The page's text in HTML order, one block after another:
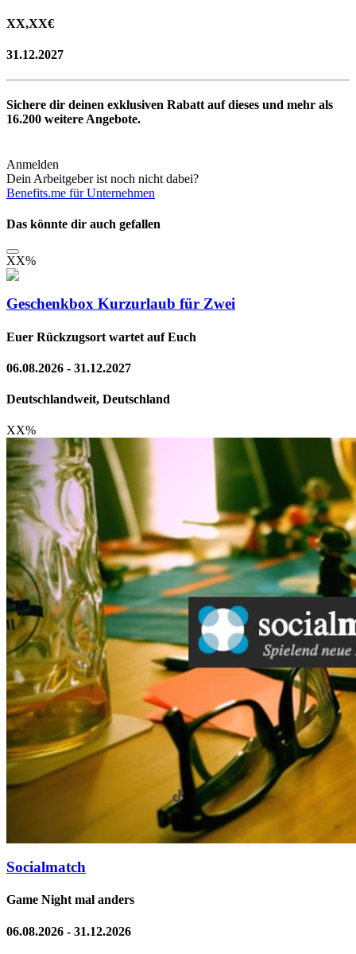
XX,XX€
31.12.2027
Sichere dir deinen exklusiven Rabatt auf dieses und mehr als
16.200 weitere Angebote.
Anmelden
Dein Arbeitgeber ist noch nicht dabei?
Benefits.me für Unternehmen
Das könnte dir auch gefallen
XX%
Geschenkbox Kurzurlaub für Zwei
Euer Rückzugsort wartet auf Euch
06.08.2026 - 31.12.2027
Deutschlandweit, Deutschland
XX%
Socialmatch
Game Night mal anders
06.08.2026 - 31.12.2026